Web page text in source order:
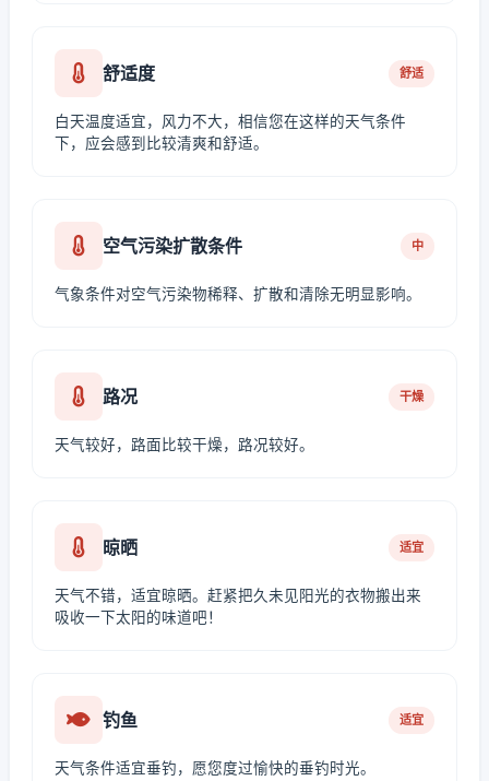
舒适度 舒适
白天温度适宜，风力不大，相信您在这样的天气条件
下，应会感到比较清爽和舒适。
空气污染扩散条件 中
气象条件对空气污染物稀释、扩散和清除无明显影响。
路况 干燥
天气较好，路面比较干燥，路况较好。
晾晒 适宜
天气不错，适宜晾晒。赶紧把久未见阳光的衣物搬出来
吸收一下太阳的味道吧！
钓鱼 适宜
天气条件适宜垂钓，愿您度过愉快的垂钓时光。